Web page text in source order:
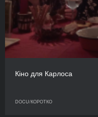
Кіно для Карлоса
DOCU/КОРОТКО